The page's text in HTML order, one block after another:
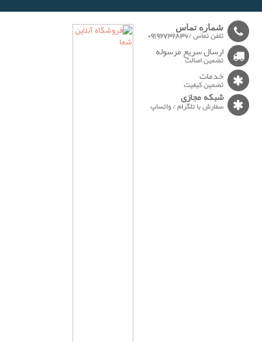
شماره تماس
تلفن تماس /09192732836
ارسال سریع مرسوله
تضمین اصالت
خدمات
تضمین کیفیت
شبکه مجازی
سفارش با تلگرام / واتساپ